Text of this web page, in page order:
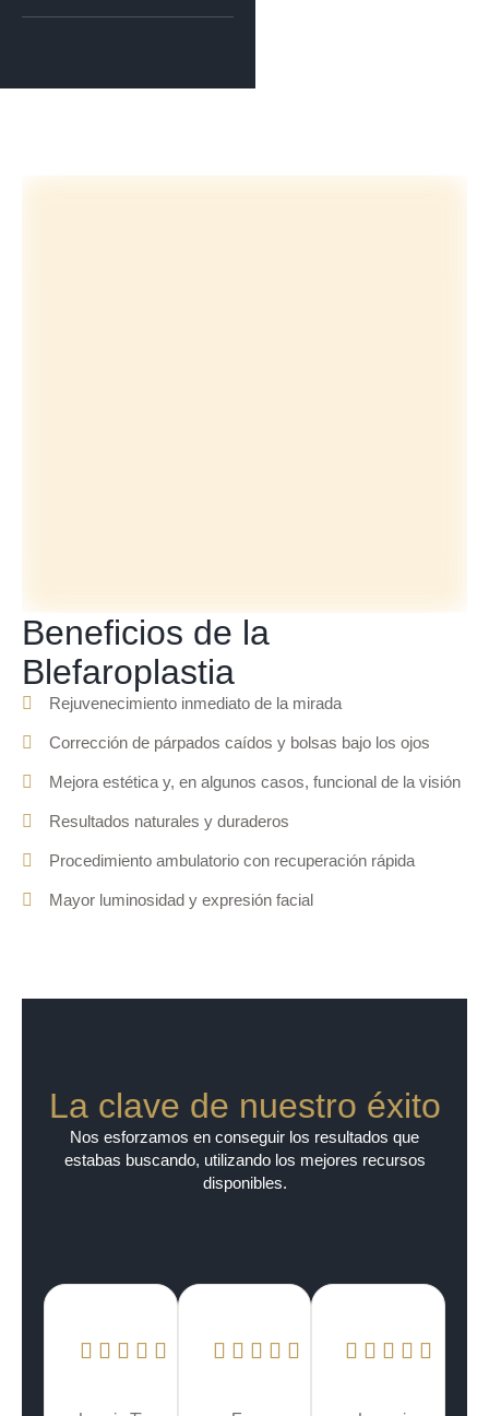
Beneficios de la
Blefaroplastia
Rejuvenecimiento inmediato de la mirada
Corrección de párpados caídos y bolsas bajo los ojos
Mejora estética y, en algunos casos, funcional de la visión
Resultados naturales y duraderos
Procedimiento ambulatorio con recuperación rápida
Mayor luminosidad y expresión facial
La clave de nuestro éxito
Nos esforzamos en conseguir los resultados que
estabas buscando, utilizando los mejores recursos
disponibles.